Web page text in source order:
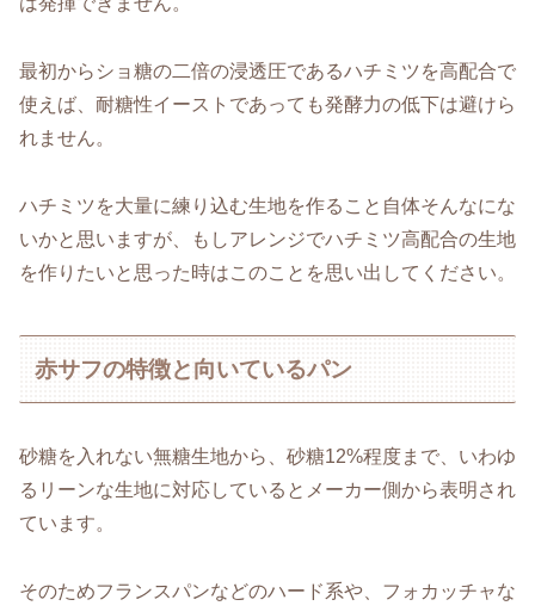
最初からショ糖の二倍の浸透圧であるハチミツを高配合で
使えば、耐糖性イーストであっても発酵力の低下は避けら
れません。
ハチミツを大量に練り込む生地を作ること自体そんなにな
いかと思いますが、もしアレンジでハチミツ高配合の生地
を作りたいと思った時はこのことを思い出してください。
赤サフの特徴と向いているパン
砂糖を入れない無糖生地から、砂糖12%程度まで、いわゆ
るリーンな生地に対応しているとメーカー側から表明され
ています。
そのためフランスパンなどのハード系や、フォカッチャな